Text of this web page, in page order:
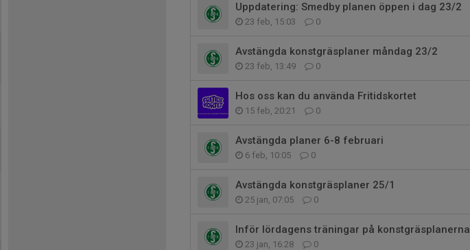
Uppdatering: Smedby planen öppen i dag 23/2
23 feb, 15:03 0
Avstängda konstgräsplaner måndag 23/2
23 feb, 13:49 0
Hos oss kan du använda Fritidskortet
15 feb, 20:21 0
Avstängda planer 6-8 februari
6 feb, 10:05 0
Avstängda konstgräsplaner 25/1
25 jan, 07:05 0
Inför lördagens träningar på konstgräsplanerna
23 jan, 16:28 0